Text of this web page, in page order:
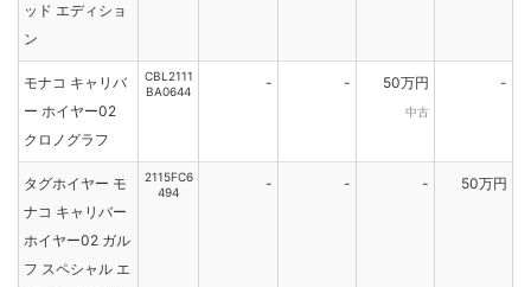
ッド エディショ
ン
モナコ キャリバ
ー ホイヤー02
クロノグラフ
CBL2111
BA0644
- - 50万円
中古
-
タグホイヤー モ
ナコ キャリバー
ホイヤー02 ガル
フ スペシャル エ
2115FC6
494
- - - 50万円